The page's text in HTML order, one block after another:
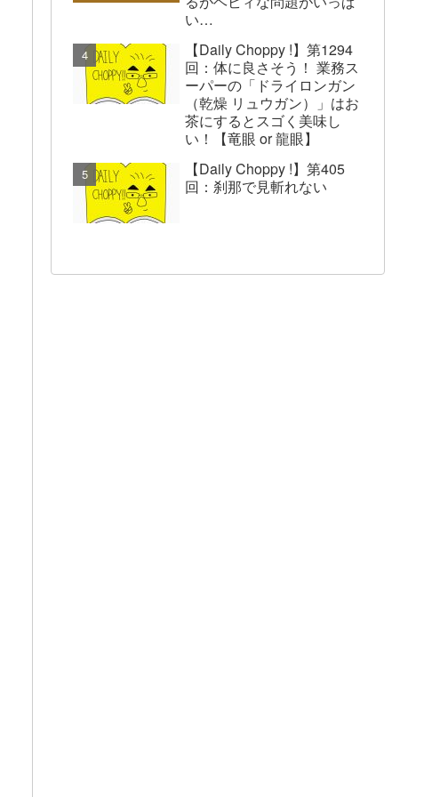
い…
【Daily Choppy !】第1294
回：体に良さそう！ 業務ス
ーパーの「ドライロンガン
（乾燥 リュウガン）」はお
茶にするとスゴく美味し
い！【竜眼 or 龍眼】
【Daily Choppy !】第405
回：刹那で見斬れない